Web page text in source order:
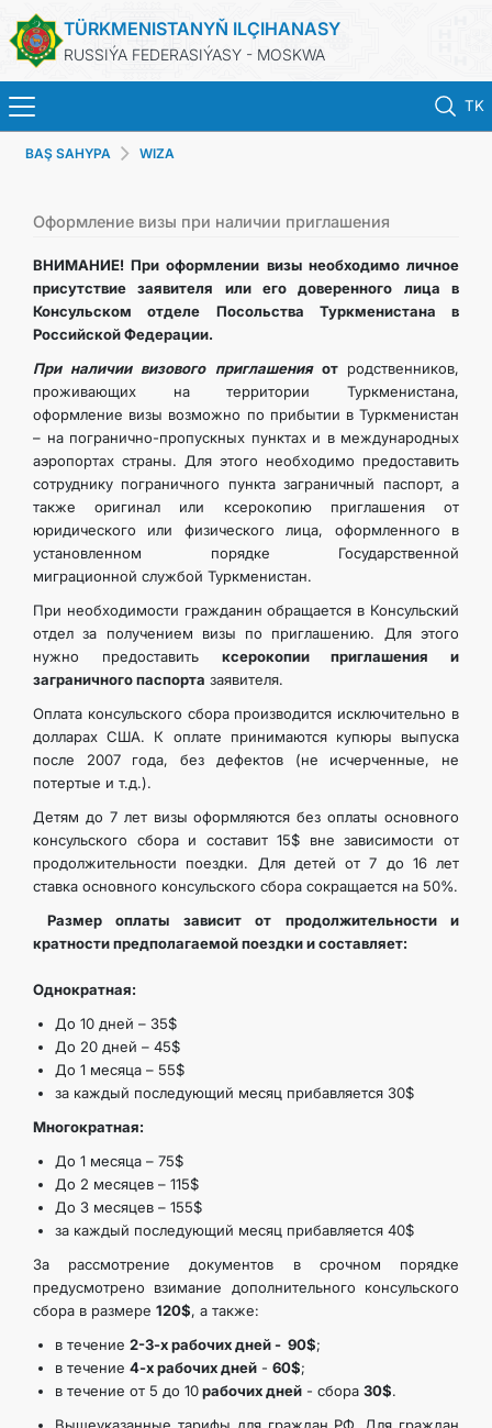
TÜRKMENISTANYŇ ILÇIHANASY
RUSSIÝA FEDERASIÝASY - MOSKWA
TK
HABARLAR
TÜRKMENISTAN
KONSULLYK HYZMATLARY
WIZA
ARAGATNAŞYK
BAŞ SAHYPA WIZA
Оформление визы при наличии приглашения
ВНИМАНИЕ! При оформлении визы необходимо личное
присутствие заявителя или его доверенного лица в
Консульском отделе Посольства Туркменистана в
Российской Федерации.
При наличии визового приглашения от родственников,
проживающих на территории Туркменистана,
оформление визы возможно по прибытии в Туркменистан
– на погранично-пропускных пунктах и в международных
аэропортах страны. Для этого необходимо предоставить
сотруднику пограничного пункта заграничный паспорт, а
также оригинал или ксерокопию приглашения от
юридического или физического лица, оформленного в
установленном порядке Государственной
миграционной службой Туркменистан.
При необходимости гражданин обращается в Консульский
отдел за получением визы по приглашению. Для этого
нужно предоставить ксерокопии приглашения и
заграничного паспорта заявителя.
Оплата консульского сбора производится исключительно в
долларах США. К оплате принимаются купюры выпуска
после 2007 года, без дефектов (не исчерченные, не
потертые и т.д.).
Детям до 7 лет визы оформляются без оплаты основного
консульского сбора и составит 15$ вне зависимости от
продолжительности поездки. Для детей от 7 до 16 лет
ставка основного консульского сбора сокращается на 50%.
Размер оплаты зависит от продолжительности и
кратности предполагаемой поездки и составляет:
Однократная:
До 10 дней – 35$
До 20 дней – 45$
До 1 месяца – 55$
за каждый последующий месяц прибавляется 30$
Многократная:
До 1 месяца – 75$
До 2 месяцев – 115$
До 3 месяцев – 155$
за каждый последующий месяц прибавляется 40$
За рассмотрение документов в срочном порядке
предусмотрено взимание дополнительного консульского
сбора в размере 120$, а также:
в течение 2-3-х рабочих дней - 90$;
в течение 4-х рабочих дней - 60$;
в течение от 5 до 10рабочих дней - сбора 30$.